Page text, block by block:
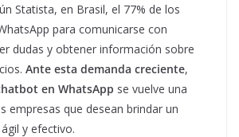
Statista, en Brasil, el 77% de los
para comunicarse con
dudas y obtener información sobre
Ante esta demanda creciente,
en WhatsApp se vuelve una
empresas que desean brindar un
y efectivo.